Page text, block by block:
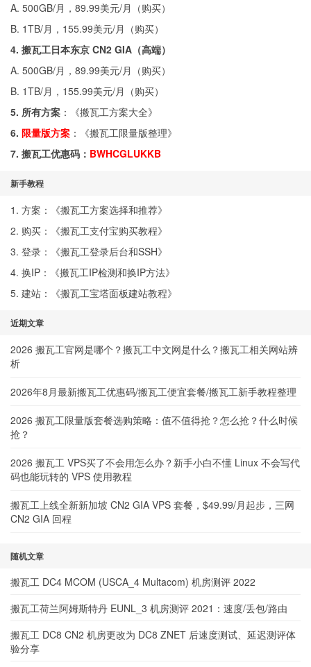
A. 500GB/月，89.99美元/月（购买）
B. 1TB/月，155.99美元/月（购买）
4. 搬瓦工日本东京 CN2 GIA（高端）
A. 500GB/月，89.99美元/月（购买）
B. 1TB/月，155.99美元/月（购买）
5. 所有方案 ：《搬瓦工方案大全》
6. 限量版方案 ：《搬瓦工限量版整理》
7. 搬瓦工优惠码： BWHCGLUKKB
新手教程
1. 方案：《搬瓦工方案选择和推荐》
2. 购买：《搬瓦工支付宝购买教程》
3. 登录：《搬瓦工登录后台和SSH》
4. 换IP：《搬瓦工IP检测和换IP方法》
5. 建站：《搬瓦工宝塔面板建站教程》
近期文章
2026 搬瓦工官网是哪个？搬瓦工中文网是什么？搬瓦工相关网站辨
析
2026年8月最新搬瓦工优惠码/搬瓦工便宜套餐/搬瓦工新手教程整理
2026 搬瓦工限量版套餐选购策略：值不值得抢？怎么抢？什么时候
抢？
2026 搬瓦工 VPS买了不会用怎么办？新手小白不懂 Linux 不会写代
码也能玩转的 VPS 使用教程
搬瓦工上线全新新加坡 CN2 GIA VPS 套餐，$49.99/月起步，三网
CN2 GIA 回程
随机文章
搬瓦工 DC4 MCOM (USCA_4 Multacom) 机房测评 2022
搬瓦工荷兰阿姆斯特丹 EUNL_3 机房测评 2021：速度/丢包/路由
搬瓦工 DC8 CN2 机房更改为 DC8 ZNET 后速度测试、延迟测评体
验分享